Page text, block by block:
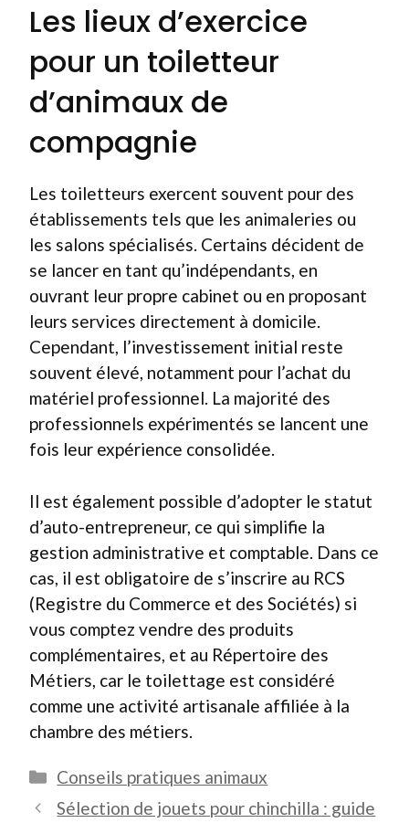
Les lieux d’exercice
pour un toiletteur
d’animaux de
compagnie
Les toiletteurs exercent souvent pour des
établissements tels que les animaleries ou
les salons spécialisés. Certains décident de
se lancer en tant qu’indépendants, en
ouvrant leur propre cabinet ou en proposant
leurs services directement à domicile.
Cependant, l’investissement initial reste
souvent élevé, notamment pour l’achat du
matériel professionnel. La majorité des
professionnels expérimentés se lancent une
fois leur expérience consolidée.
Il est également possible d’adopter le statut
d’auto-entrepreneur, ce qui simplifie la
gestion administrative et comptable. Dans ce
cas, il est obligatoire de s’inscrire au RCS
(Registre du Commerce et des Sociétés) si
vous comptez vendre des produits
complémentaires, et au Répertoire des
Métiers, car le toilettage est considéré
comme une activité artisanale affiliée à la
chambre des métiers.
Catégories
Conseils pratiques animaux
Sélection de jouets pour chinchilla : guide